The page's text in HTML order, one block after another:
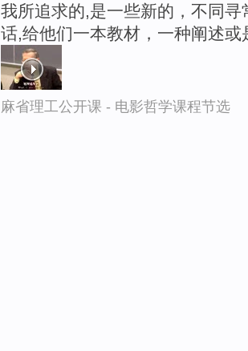
我所追求的,是一些新的，不同
话,给他们一本教材，一种阐述或
麻省理工公开课 - 电影哲学课程节选